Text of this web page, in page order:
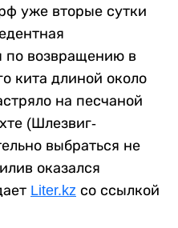
уже вторые сутки
по возвращению в
кита длиной около
на песчаной
(Шлезвиг-
выбраться не
оказался
Liter.kz со ссылкой